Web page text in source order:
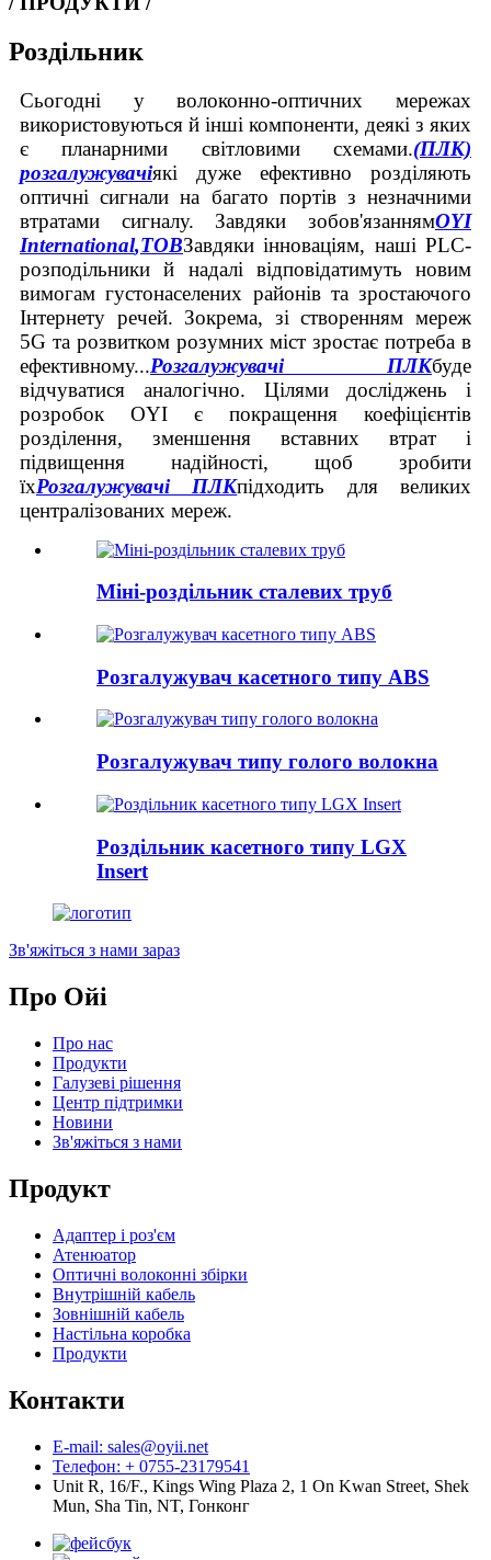
Роздільник
Сьогодні у волоконно-оптичних мережах
використовуються й інші компоненти, деякі з яких
є планарними світловими схемами.(ПЛК)
розгалужувачіякі дуже ефективно розділяють
оптичні сигнали на багато портів з незначними
втратами сигналу. Завдяки зобов'язаннямOYI
International,ТОВЗавдяки інноваціям, наші PLC-
розподільники й надалі відповідатимуть новим
вимогам густонаселених районів та зростаючого
Інтернету речей. Зокрема, зі створенням мереж
5G та розвитком розумних міст зростає потреба в
ефективному...Розгалужувачі ПЛКбуде
відчуватися аналогічно. Цілями досліджень і
розробок OYI є покращення коефіцієнтів
розділення, зменшення вставних втрат і
підвищення надійності, щоб зробити
їхРозгалужувачі ПЛКпідходить для великих
централізованих мереж.
Міні-роздільник сталевих труб
Розгалужувач касетного типу ABS
Розгалужувач типу голого волокна
Роздільник касетного типу LGX
Insert
Зв'яжіться з нами зараз
Про Ойі
Про нас
Продукти
Галузеві рішення
Центр підтримки
Новини
Зв'яжіться з нами
Продукт
Адаптер і роз'єм
Атенюатор
Оптичні волоконні збірки
Внутрішній кабель
Зовнішній кабель
Настільна коробка
Продукти
Контакти
E-mail: sales@oyii.net
Телефон: + 0755-23179541
Unit R, 16/F., Kings Wing Plaza 2, 1 On Kwan Street, Shek
Mun, Sha Tin, NT, Гонконг